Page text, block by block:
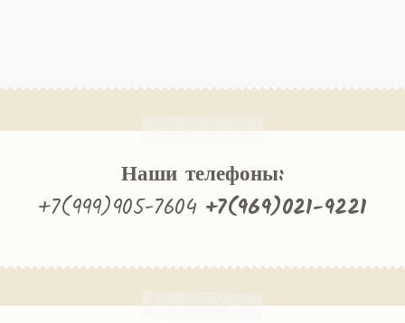
Наши телефоны:
+7(999)905-7604 +7(969)021-9221